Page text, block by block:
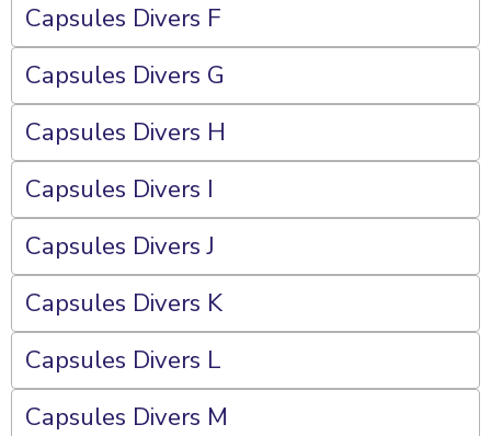
Capsules Divers F
Capsules Divers G
Capsules Divers H
Capsules Divers I
Capsules Divers J
Capsules Divers K
Capsules Divers L
Capsules Divers M